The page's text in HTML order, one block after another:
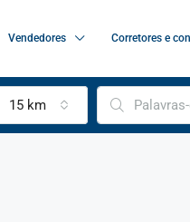
Vendedores Corretores e
15 km